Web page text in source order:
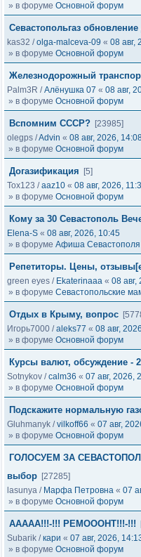
» в форуме Основной форум
Севастопольгаз обновление
kas32 /olga-malceva-09 « 08 авг,
» в форуме Основной форум
Железнодорожный
Palm3R /Алёнушка 07 « 08 авг,
» в форуме Основной форум
Вспомним СССР? [23985]
olegps /Advin « 08 авг, 2026,
» в форуме Основной форум
Догазификация
[5]
Tox123 /aaz10 « 08 авг, 2026,
» в форуме Основной форум
Кому за 30 Севастополь
Elena-S « 08 авг, 2026, 10:45
» в форуме Афиша Севастополя
Репетиторы. Цены,
green eyes / Ekaterinaaa « 08 авг,
» в форуме Севастопольские
Отдых в Крыму, вопрос
Игорь7000 /aleks77 « 08 авг,
» в форуме Основной форум
Курсы валют, обсуждение - 2
Sotnykov /calm36 « 07 авг, 2026,
» в форуме Основной форум
Подскажите нормальную
Gluhmanyk /vilkoff66 « 07 авг,
» в форуме Основной форум
ГОЛОСУЕМ ЗА
выбор [27285]
lasunya / Марфа Петровна « 07
» в форуме Основной форум
ААААА!!!-!!! РЕМОООНТ!!!-!!!
Subarik /кари « 07 авг, 2026,
» в форуме Основной форум